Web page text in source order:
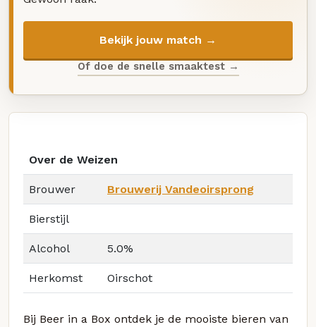
Bekijk jouw match →
Of doe de snelle smaaktest →
Over de Weizen
Brouwer Brouwerij Vandeoirsprong
Bierstijl
Alcohol 5.0%
Herkomst Oirschot
Bij Beer in a Box ontdek je de mooiste bieren van